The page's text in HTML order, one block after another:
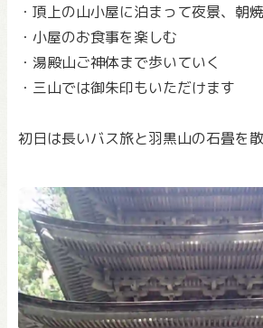
・頂上の山小屋に泊まって夜景、朝
・小屋のお食事を楽しむ
・湯殿山ご神体まで歩いていく
・三山では御朱印もいただけます
初日は長いバス旅と羽黒山の石畳を